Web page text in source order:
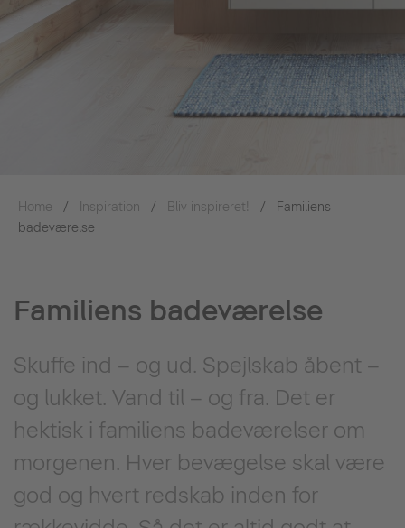
Home Inspiration Bliv inspireret!
Familiens
badeværelse
Familiens badeværelse
Skuffe ind – og ud. Spejlskab åbent –
og lukket. Vand til – og fra. Det er
hektisk i familiens badeværelser om
morgenen. Hver bevægelse skal være
god og hvert redskab inden for